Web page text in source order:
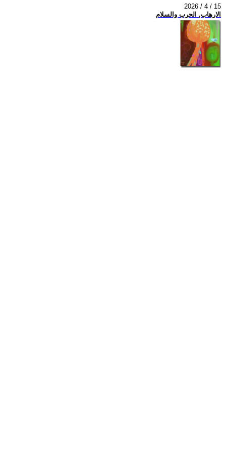
2026 / 4 / 15
الارهاب, الحرب والسلام